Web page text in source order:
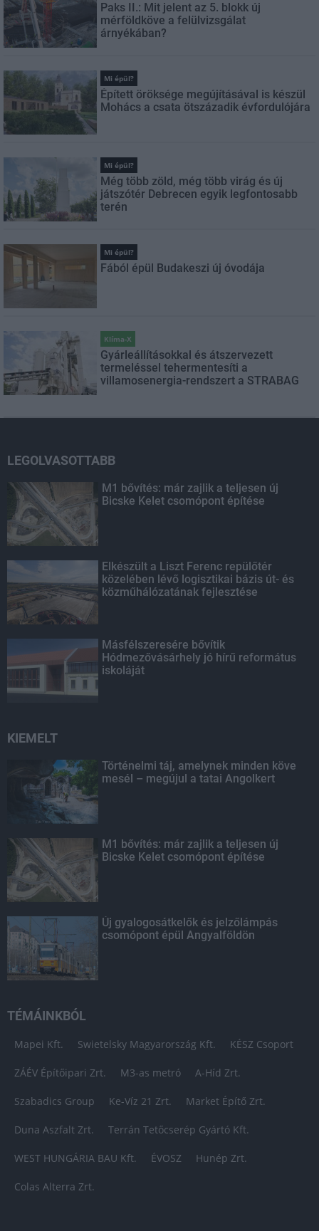
Paks II.: Mit jelent az 5. blokk új
mérföldköve a felülvizsgálat
árnyékában?
Mi épül?
Épített öröksége megújításával is készül
Mohács a csata ötszázadik évfordulójára
Mi épül?
Még több zöld, még több virág és új
játszótér Debrecen egyik legfontosabb
terén
Mi épül?
Fából épül Budakeszi új óvodája
Klíma-X
Gyárleállításokkal és átszervezett
termeléssel tehermentesíti a
villamosenergia-rendszert a STRABAG
LEGOLVASOTTABB
M1 bővítés: már zajlik a teljesen új
Bicske Kelet csomópont építése
Elkészült a Liszt Ferenc repülőtér
közelében lévő logisztikai bázis út- és
közműhálózatának fejlesztése
Másfélszeresére bővítik
Hódmezővásárhely jó hírű református
iskoláját
KIEMELT
Történelmi táj, amelynek minden köve
mesél – megújul a tatai Angolkert
M1 bővítés: már zajlik a teljesen új
Bicske Kelet csomópont építése
Új gyalogosátkelők és jelzőlámpás
csomópont épül Angyalföldön
TÉMÁINKBÓL
Mapei Kft. Swietelsky Magyarország Kft. KÉSZ Csoport
ZÁÉV Építőipari Zrt. M3-as metró A-Híd Zrt.
Szabadics Group Ke-Víz 21 Zrt. Market Építő Zrt.
Duna Aszfalt Zrt. Terrán Tetőcserép Gyártó Kft.
WEST HUNGÁRIA BAU Kft. ÉVOSZ Hunép Zrt.
Colas Alterra Zrt.